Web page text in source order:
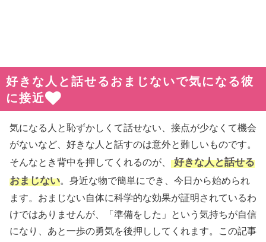
好きな人と話せるおまじないで気になる彼
に接近
気になる人と恥ずかしくて話せない、接点が少なくて機会
がないなど、好きな人と話すのは意外と難しいものです。
そんなとき背中を押してくれるのが、
好きな人と話せる
おまじない。身近な物で簡単にでき、今日から始められ
ます。おまじない自体に科学的な効果が証明されているわ
けではありませんが、「準備をした」という気持ちが自信
になり、あと一歩の勇気を後押ししてくれます。この記事